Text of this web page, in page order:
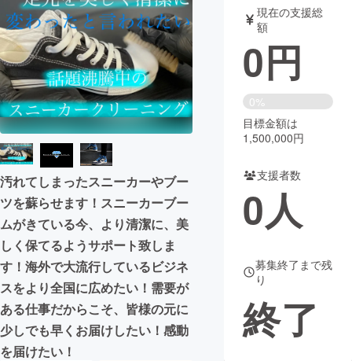
アート・写真 音楽
テクノロジー・ガジェット ゲーム・サ
映像・映画 書籍・雑誌
ビジネス・起業 チャレンジ
まちづくり・地域活性化
CAMPFIRE for Social Good
CAMPFIRE Creation
CAMPFIREふるさと納税
汚れてしまったスニーカーやブー
ツを蘇らせます！スニーカーブー
ムがきている今、より清潔に、美
しく保てるようサポート致しま
す！海外で大流行しているビジネ
スをより全国に広めたい！需要が
ある仕事だからこそ、皆様の元に
少しでも早くお届けしたい！感動
を届けたい！
現在の支援総
額
0円
0%
目標金額は
1,500,000円
支援者数
0人
募集終了まで残
り
終了